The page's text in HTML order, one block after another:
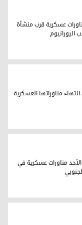
لتخصيب اليورانيوم
عسكرية قرب منشأة
اليورانيوم
تايوان
مناوراتها العسكرية
مناورات عسكرية في